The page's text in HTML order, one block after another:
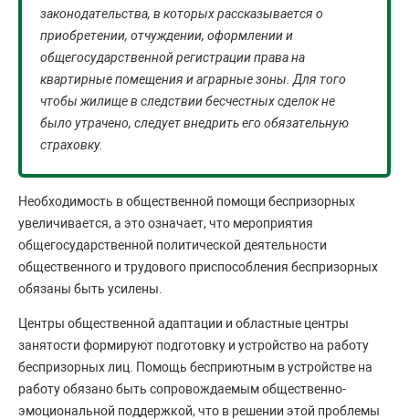
законодательства, в которых рассказывается о
приобретении, отчуждении, оформлении и
общегосударственной регистрации права на
квартирные помещения и аграрные зоны. Для того
чтобы жилище в следствии бесчестных сделок не
было утрачено, следует внедрить его обязательную
страховку.
Необходимость в общественной помощи беспризорных
увеличивается, а это означает, что мероприятия
общегосударственной политической деятельности
общественного и трудового приспособления беспризорных
обязаны быть усилены.
Центры общественной адаптации и областные центры
занятости формируют подготовку и устройство на работу
беспризорных лиц. Помощь бесприютным в устройстве на
работу обязано быть сопровождаемым общественно-
эмоциональной поддержкой, что в решении этой проблемы